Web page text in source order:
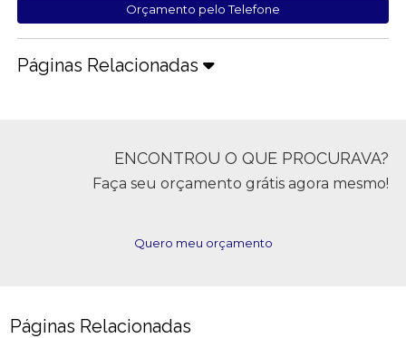
Orçamento pelo Telefone
Páginas Relacionadas
ENCONTROU O QUE PROCURAVA?
Faça seu orçamento grátis agora mesmo!
Quero meu orçamento
Páginas Relacionadas